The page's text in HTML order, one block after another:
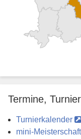
Termine,
Turnierkalender
mini-